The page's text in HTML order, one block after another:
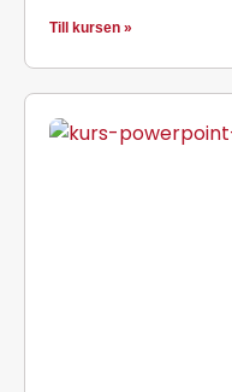
Till kursen »